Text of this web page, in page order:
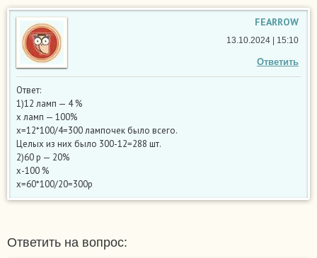
FEARROW
Ответить
13.10.2024 | 15:10
Ответ:
1)12 ламп — 4 %
х ламп — 100%
х=12*100/4=300 лампочек было всего.
Целых из них было 300-12=288 шт.
2)60 р — 20%
х-100 %
х=60*100/20=300р
Ответить на вопрос: